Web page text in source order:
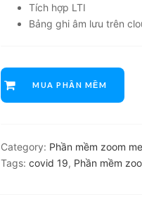
Tích hợp LTI
Bảng ghi âm lưu trên
MUA PHẦN MỀM
Category: Phần mềm zoom
Tags: covid 19, Phần mềm